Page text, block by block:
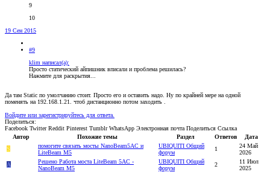
9
10
19 Сен 2015
#9
klim написал(а):
Просто статический айпишник вписали и проблема решилась?
Нажмите для раскрытия...
Да там Static по умолчанию стоит. Просто его и оставить надо. Ну по крайней мере на одной
поменять на 192.168.1.21. чтоб дистанционно потом заходить .
Войдите или зарегистрируйтесь для ответа.
Поделиться:
Facebook Twitter Reddit Pinterest Tumblr WhatsApp Электронная почта Поделиться Ссылка
Автор
Похожие темы Раздел Ответов
Дата
S
помогите связать мосты NanoBeam5AC и
LiteBeam M5
UBIQUITI Общий
форум
1
24 Май
2026
A
Решено Работа моста LiteBeam 5AC -
NanoBeam M5
UBIQUITI Общий
форум
2
11 Июл
2025